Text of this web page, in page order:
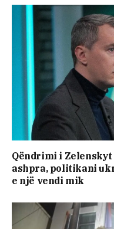
Qëndrimi i
ashpra, politikani
e një vendi mik